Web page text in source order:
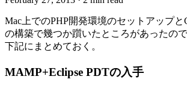
Mac上でのPHP開発環境のセットアップ
の構築で幾つか躓いたところがあったの
下記にまとめておく。
MAMP+Eclipse PDTの入手